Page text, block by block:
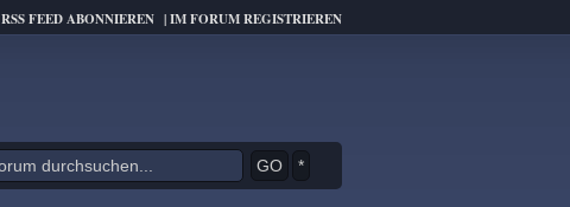
RSS FEED ABONNIEREN |IM FORUM REGISTRIEREN
*